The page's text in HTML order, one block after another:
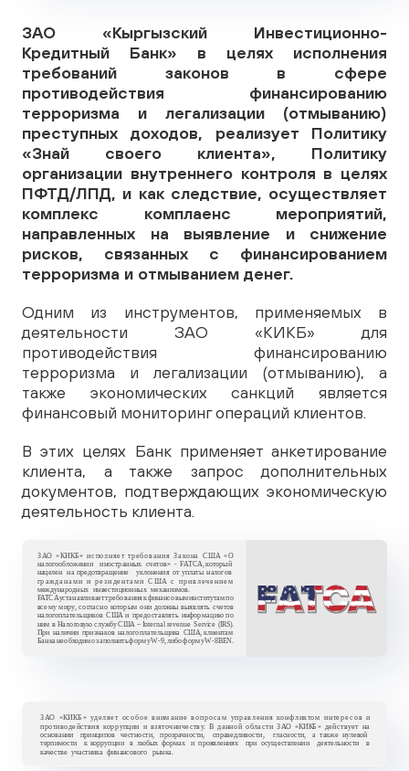
ЗАО «Кыргызский Инвестиционно-
Кредитный Банк» в целях исполнения
требований законов в сфере
противодействия финансированию
терроризма и легализации (отмыванию)
преступных доходов, реализует Политику
«Знай своего клиента», Политику
организации внутреннего контроля в целях
ПФТД/ЛПД, и как следствие, осуществляет
комплекс комплаенс мероприятий,
направленных на выявление и снижение
рисков, связанных с финансированием
терроризма и отмыванием денег.
Одним из инструментов, применяемых в
деятельности ЗАО «КИКБ» для
противодействия финансированию
терроризма и легализации (отмыванию), а
также экономических санкций является
финансовый мониторинг операций клиентов.
В этих целях Банк применяет анкетирование
клиента, а также запрос дополнительных
документов, подтверждающих экономическую
деятельность клиента.